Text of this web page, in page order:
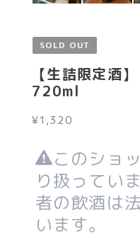
SOLD OUT
【生詰限定
720ml
¥1,320
このショ
り扱ってい
者の飲酒は
います。